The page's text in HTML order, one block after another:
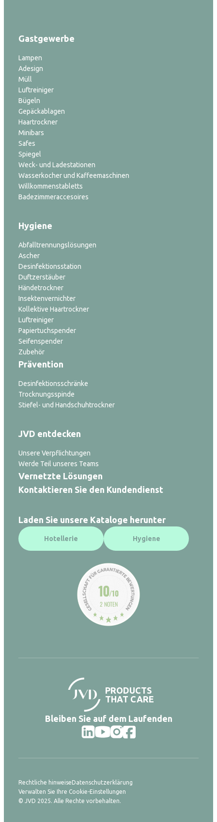
Gastgewerbe
Lampen
Adesign
Müll
Luftreiniger
Bügeln
Gepäckablagen
Haartrockner
Minibars
Safes
Spiegel
Weck- und Ladestationen
Wasserkocher und Kaffeemaschinen
Willkommenstabletts
Badezimmeraccesoires
Hygiene
Abfalltrennungslösungen
Ascher
Desinfektionsstation
Duftzerstäuber
Händetrockner
Insektenvernichter
Kollektive Haartrockner
Luftreiniger
Papiertuchspender
Seifenspender
Zubehör
Prävention
Desinfektionsschränke
Trocknungsspinde
Stiefel- und Handschuhtrockner
JVD entdecken
Unsere Verpflichtungen
Werde Teil unseres Teams
Vernetzte Lösungen
Kontaktieren Sie den Kundendienst
Laden Sie unsere Kataloge herunter
Hotellerie Hygiene
10/10
2 NOTEN
PRODUCTS
THAT CARE
Bleiben Sie auf dem Laufenden
Rechtliche hinweiseDatenschutzerklärung
Verwalten Sie Ihre Cookie-Einstellungen
© JVD 2025. Alle Rechte vorbehalten.